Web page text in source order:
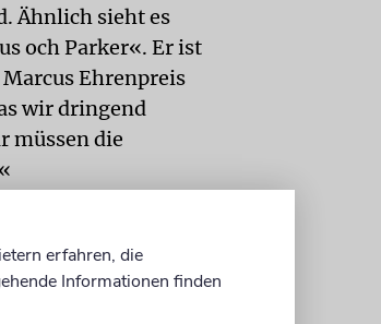
Ähnlich sieht es
och Parker«. Er ist
Ehrenpreis
wir dringend
müssen die
zu tun, dass
erfahren, die
Informationen finden